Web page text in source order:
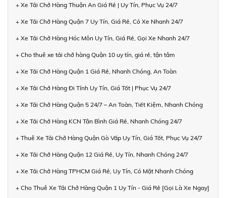
+ Xe Tải Chở Hàng Thuận An Giá Rẻ | Uy Tín, Phục Vụ 24/7
+ Xe Tải Chở Hàng Quận 7 Uy Tín, Giá Rẻ, Có Xe Nhanh 24/7
+ Xe Tải Chở Hàng Hóc Môn Uy Tín, Giá Rẻ, Gọi Xe Nhanh 24/7
+ Cho thuê xe tải chở hàng Quận 10 uy tín, giá rẻ, tận tâm
+ Xe Tải Chở Hàng Quận 1 Giá Rẻ, Nhanh Chóng, An Toàn
+ Xe Tải Chở Hàng Đi Tỉnh Uy Tín, Giá Tốt | Phục Vụ 24/7
+ Xe Tải Chở Hàng Quận 5 24/7 – An Toàn, Tiết Kiệm, Nhanh Chóng
+ Xe Tải Chở Hàng KCN Tân Bình Giá Rẻ, Nhanh Chóng 24/7
+ Thuê Xe Tải Chở Hàng Quận Gò Vấp Uy Tín, Giá Tốt, Phục Vụ 24/7
+ Xe Tải Chở Hàng Quận 12 Giá Rẻ, Uy Tín, Nhanh Chóng 24/7
+ Xe Tải Chở Hàng TPHCM Giá Rẻ, Uy Tín, Có Mặt Nhanh Chóng
+ Cho Thuê Xe Tải Chở Hàng Quận 1 Uy Tín - Giá Rẻ [Gọi Là Xe Ngay]